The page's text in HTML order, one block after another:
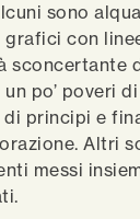
sono
con
sconcertante
po’ poveri
principi e
Altri
messi